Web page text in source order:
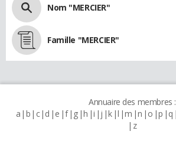
Nom "MERCIER"
Famille "MERCIER"
Annuaire des membres :
a b c d e f g h i j k l m n o p q
z